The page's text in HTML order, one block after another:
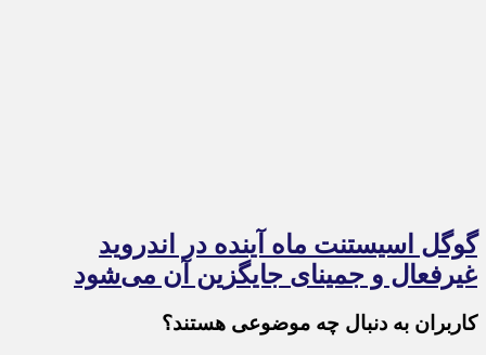
گوگل اسیستنت ماه آینده در اندروید
غیرفعال و جمینای جایگزین آن می‌شود
کاربران به دنبال چه موضوعی هستند؟